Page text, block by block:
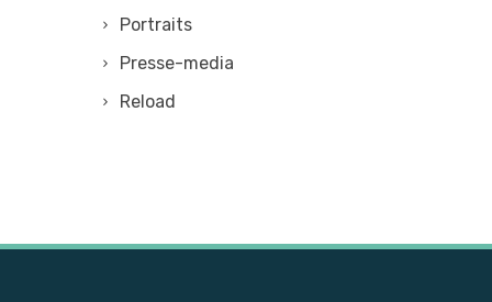
Portraits
Presse-media
Reload